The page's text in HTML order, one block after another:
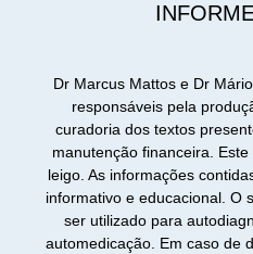
Dr Marcus Mattos e Dr
responsáveis pela
curadoria dos textos
manutenção financeira.
leigo. As informações
informativo e educacional. O
ser utilizado para
automedicação. Em caso de